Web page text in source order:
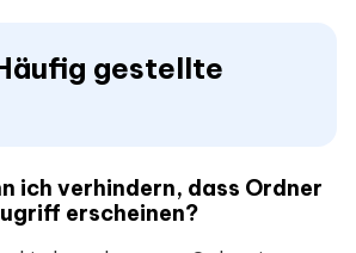
gestellte
ich verhindern, dass Ordner
erscheinen?